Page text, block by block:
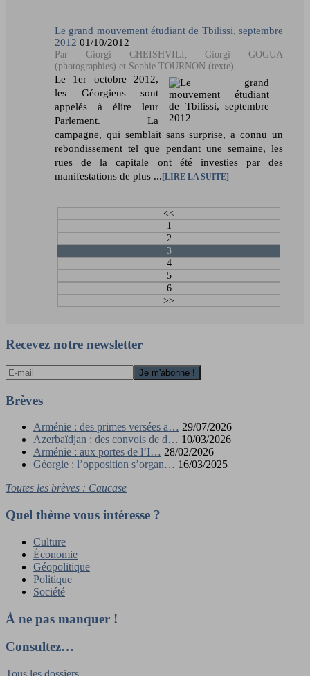
Le grand mouvement étudiant de Tbilissi, septembre
2012 01/10/2012
Giorgi CHEISHVILI, Giorgi GOGUA
(photographies) et Sophie TOURNON (texte)
Le 1er octobre 2012,
les Géorgiens sont
appelés à élire leur
Parlement. La
campagne, qui semblait sans surprise, a connu un
rebondissement tel que pendant une semaine, les
rues de la capitale ont été investies par des
manifestations de plus ... LIRE LA SUITE
<<
1
2
3
4
5
6
>>
Recevez notre newsletter
Brèves
Arménie : des primes versées a… 29/07/2026
Azerbaïdjan : des convois de d… 10/03/2026
Arménie : aux portes de l’I… 28/02/2026
Géorgie : l’opposition s’organ… 16/03/2025
Toutes les brèves : Caucase
Quel thème vous intéresse ?
Culture
Économie
Géopolitique
Politique
Société
À ne pas manquer !
Consultez…
Tous les dossiers